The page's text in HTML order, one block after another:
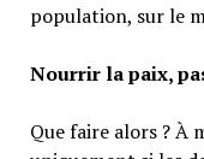
population, sur le
Nourrir la paix,
Que faire alors ? À